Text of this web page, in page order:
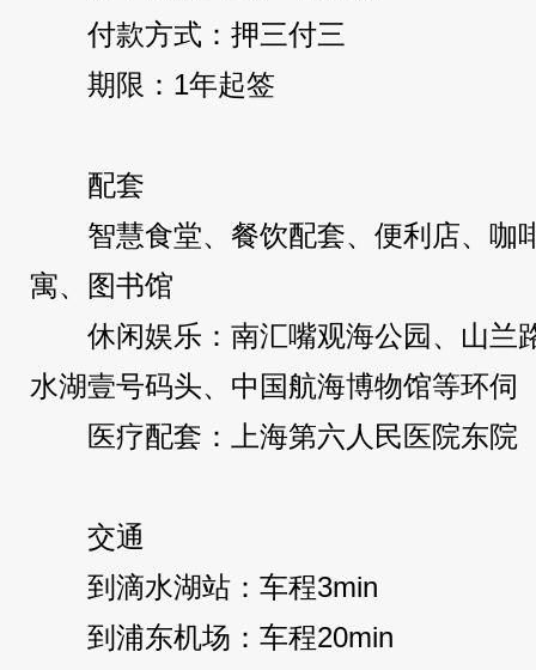
付款方式：押三付三
期限：1年起签
配套
智慧食堂、餐饮配套、便利店、咖
寓、图书馆
休闲娱乐：南汇嘴观海公园、山兰
水湖壹号码头、中国航海博物馆等环伺
医疗配套：上海第六人民医院东院
交通
到滴水湖站：车程3min
到浦东机场：车程20min